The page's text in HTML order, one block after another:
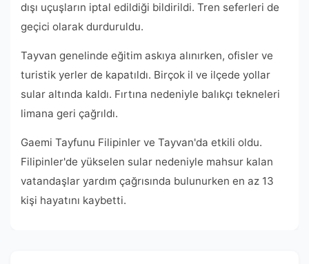
dışı uçuşların iptal edildiği bildirildi. Tren seferleri de
geçici olarak durduruldu.
Tayvan genelinde eğitim askıya alınırken, ofisler ve
turistik yerler de kapatıldı. Birçok il ve ilçede yollar
sular altında kaldı. Fırtına nedeniyle balıkçı tekneleri
limana geri çağrıldı.
Gaemi Tayfunu Filipinler ve Tayvan'da etkili oldu.
Filipinler'de yükselen sular nedeniyle mahsur kalan
vatandaşlar yardım çağrısında bulunurken en az 13
kişi hayatını kaybetti.